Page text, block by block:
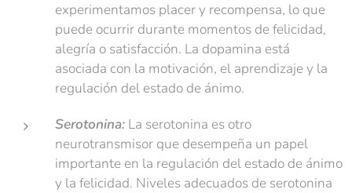
experimentamos placer y recompensa, lo que
puede ocurrir durante momentos de felicidad,
alegría o satisfacción. La dopamina está
asociada con la motivación, el aprendizaje y la
regulación del estado de ánimo.
Serotonina: La serotonina es otro
neurotransmisor que desempeña un papel
importante en la regulación del estado de ánimo
y la felicidad. Niveles adecuados de serotonina